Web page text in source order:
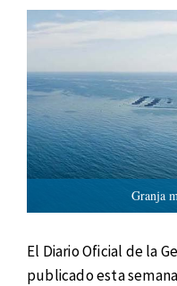
Granja
El Diario Oficial de la
publicado esta